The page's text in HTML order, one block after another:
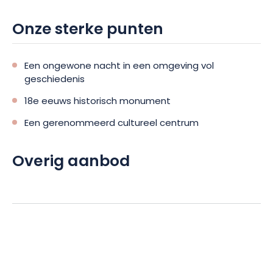
Onze sterke punten
Een ongewone nacht in een omgeving vol
geschiedenis
18e eeuws historisch monument
Een gerenommeerd cultureel centrum
Overig aanbod